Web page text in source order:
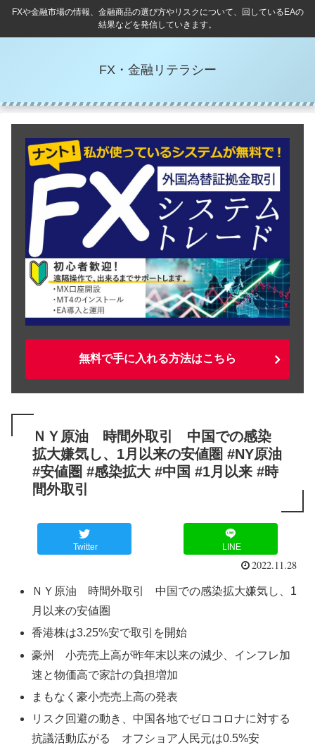
FXや金融市場の情報、金融商品の選び方やリスクについて、回しているEAの
結果などを発信していきます。
FX・金融リテラシー
無料で手に入れる方法はこちら
ＮＹ原油 時間外取引 中国での感染
拡大嫌気し、1月以来の安値圏 #NY原油
#安値圏 #感染拡大 #中国 #1月以来 #時
間外取引
Twitter LINE
2022.11.28
ＮＹ原油 時間外取引 中国での感染拡大嫌気し、1
月以来の安値圏
香港株は3.25%安で取引を開始
豪州 小売売上高が昨年末以来の減少、インフレ加
速と物価高で家計の負担増加
まもなく豪小売売上高の発表
リスク回避の動き、中国各地でゼロコロナに対する
抗議活動広がる オフショア人民元は0.5%安